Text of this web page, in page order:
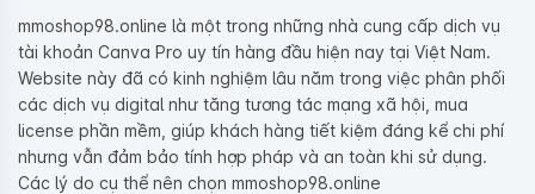
mmoshop98.online là một trong những nhà cung cấp dịch vụ
tài khoản Canva Pro uy tín hàng đầu hiện nay tại Việt Nam.
Website này đã có kinh nghiệm lâu năm trong việc phân phối
các dịch vụ digital như tăng tương tác mạng xã hội, mua
license phần mềm, giúp khách hàng tiết kiệm đáng kể chi phí
nhưng vẫn đảm bảo tính hợp pháp và an toàn khi sử dụng.
Các lý do cụ thể nên chọn mmoshop98.online